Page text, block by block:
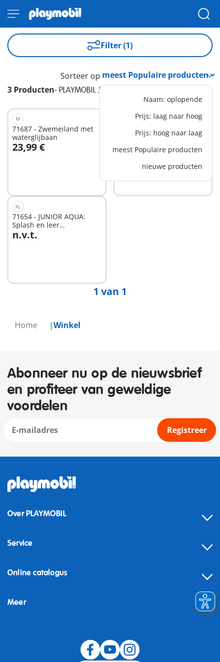
Home Winkel
Filter (1)
3 Producten- PLAYMOBIL JUNIOR AQUA
Sorteer op
Naam: oplopende
Prijs: laag naar hoog
Prijs: hoog naar laag
meest Populaire producten
nieuwe producten
M
71687 - Zwemeiland met
waterglijbaan
23,99 €
In winkelwagen
71689 - Visplezier met
zeedieren
17,99 €
In winkelwagen
XL
71654 - JUNIOR AQUA:
Splash en leer
wateravonturenset
n.v.t.
1 van 1
Abonneer nu op de nieuwsbrief
en profiteer van geweldige
voordelen
Registreer
Over PLAYMOBIL
Service
Online catalogus
Meer